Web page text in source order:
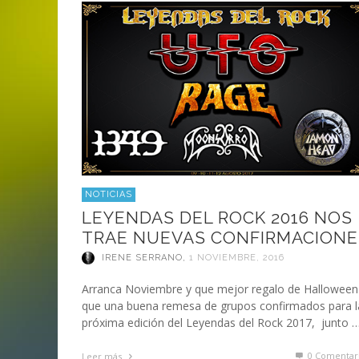
‘DEUS EX MACHINA’ – PRIMERAS
IMPRESIONES
MARC GUTIÉRREZ 2 FEBRERO, 2024
ENTREVISTA CON LIV KRISTINE.
NAGOLD 2025
MARC GUTIÉRREZ 13 DICIEMBRE, 2025
LA
LIV KRISTINE – ‘RIVER OF
EN PROFUNDIDAD
MARC GUTIÉRREZ 5 FEBRERO, 2023
SAMSON
MARC GUTIÉRREZ, 25 FEBRERO, 2019
EMPIRE RADIO: HELLFEST 2017
JUAN ESPINOZA, 3 JUNIO, 2018
NOTICIAS
LEYENDAS DEL ROCK 2016 NOS
TRAE NUEVAS
IRENE SERRANO, 1 NOVIEMBRE, 2016
Arranca Noviembre y que mejor regalo de Halloween
que una buena remesa de grupos confirmados para
próxima edición del Leyendas del Rock 2017, junto …
Leer más 0